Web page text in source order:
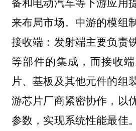
来布局市场。中游的模组
接收端：发射端主要负责
等部件的集成，而接收
片、基板及其他元件的组
游芯片厂商紧密协作，以
参数，实现系统性能最佳